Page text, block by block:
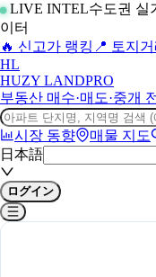
LIVE INTEL수도권 실
이터
🔥 신고가 랭킹 📍 토지
HL
HUZY LANDPRO
부동산 매수·매도·중개
시장 동향 매물 지도
日本語
ログイン